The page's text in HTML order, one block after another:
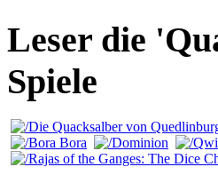
Leser die
Spiele